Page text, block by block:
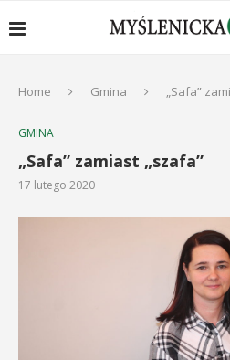
Home Gmina „Safa”
GMINA
„Safa” zamiast „szafa”
17 lutego 2020